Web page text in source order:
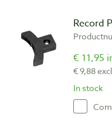
Record
€ 11,95
€ 9,88
In stock